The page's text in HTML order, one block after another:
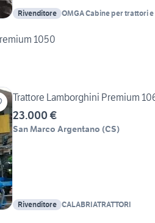
Rivenditore OMGA Cabine per trattori
1050
Trattore Lamborghini Premium
23.000 €
San Marco Argentano (CS)
Rivenditore CALABRIATRATTORI